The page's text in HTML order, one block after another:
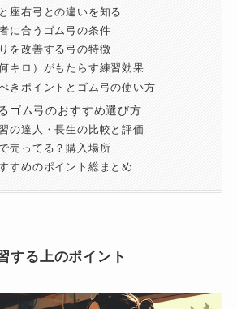
座右弓との違いを知る
に合うゴム弓の条件
を改善する弓の特徴
キロ）がもたらす練習効果
きポイントとゴム弓の使い方
ゴム弓のおすすめ選び方
の達人・長生の比較と評価
売ってる？購入場所
すめのポイント総まとめ
する上のポイント